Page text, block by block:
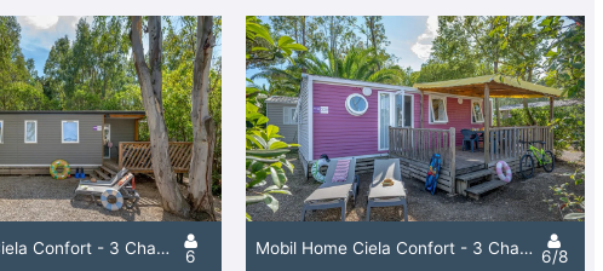
Mobil Home Ciela Confort - 3 Chambres 6 Mobil Home Ciela Confort - 3 Chambres 6/8